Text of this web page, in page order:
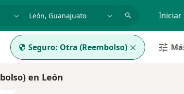
o nombre
p. ej. Guadalajara Iniciar
Seguro: Otra (Reembolso)
en León